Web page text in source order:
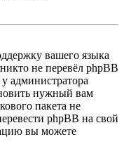
вашего языка
не перевёл phpBB
администратора
нужный вам
пакета не
phpBB на свой
вы можете